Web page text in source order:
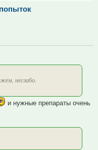
неслабо.
и нужные препараты очень